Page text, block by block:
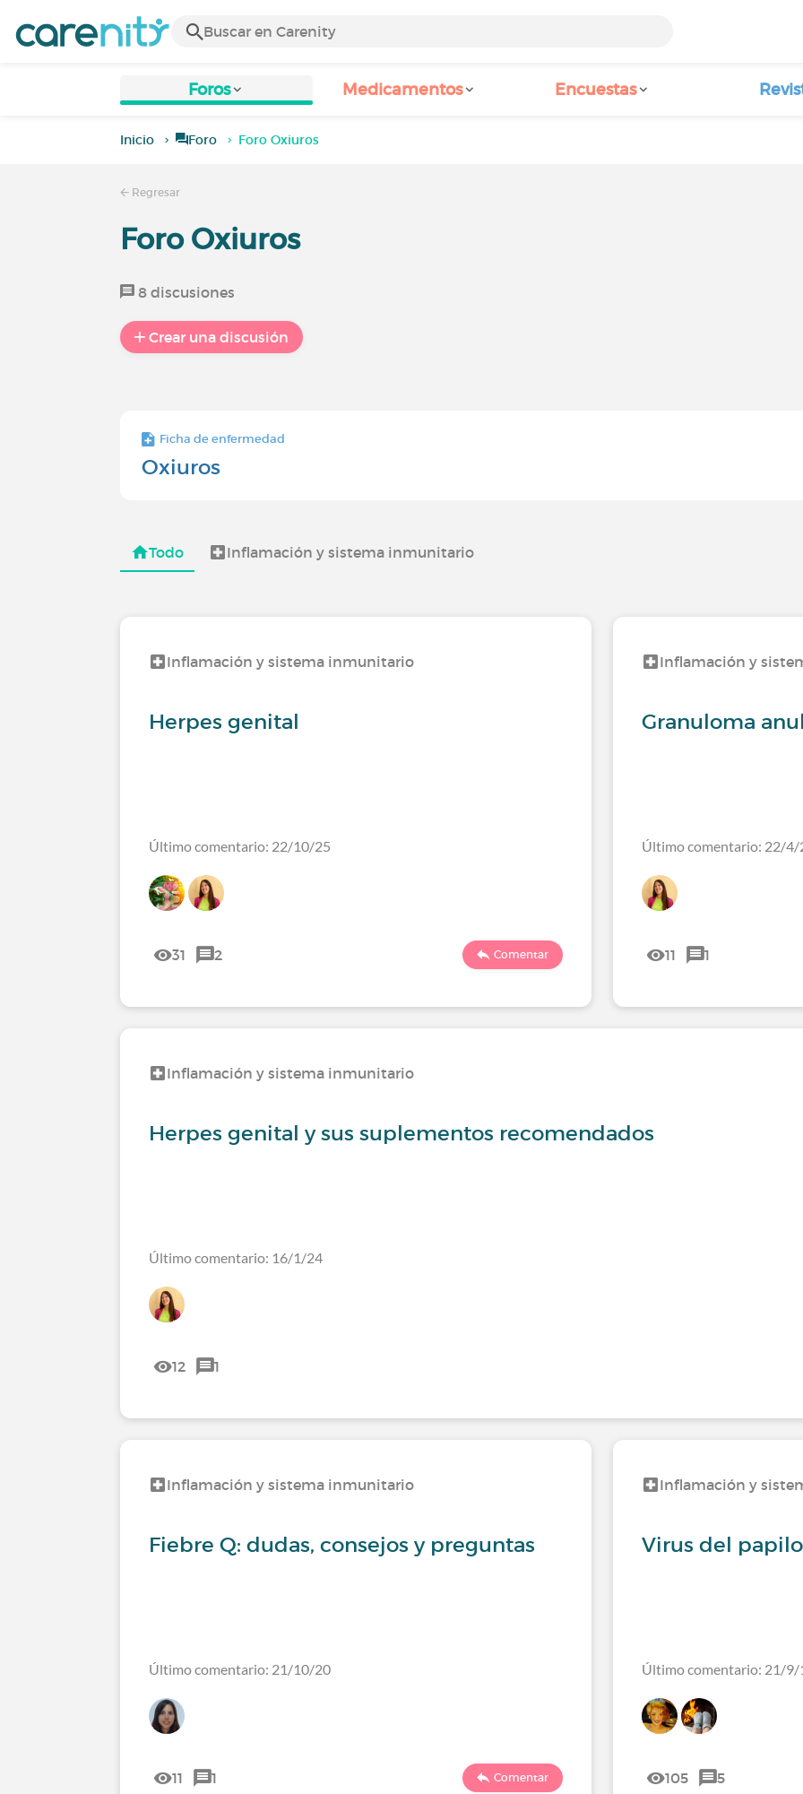
Foros Medicamentos Encuestas
Inicio Foro Foro Oxiuros
Regresar
Foro Oxiuros
8 discusiones
Crear una discusión
Ficha de enfermedad
Oxiuros
Todo Inflamación y sistema inmunitario
Inflamación y sistema inmunitario
Herpes genital
Último comentario: 22/10/25
31 2 Comentar
Inflamación y
Granuloma
Último comentario: 22/4/
11 1
Inflamación y sistema inmunitario
Herpes genital y sus suplementos recomendados
Último comentario: 16/1/24
12 1
Inflamación y sistema inmunitario
Fiebre Q: dudas, consejos y preguntas
Último comentario: 21/10/20
11 1 Comentar
Inflamación y
Virus del
Último comentario: 21/9/
105 5